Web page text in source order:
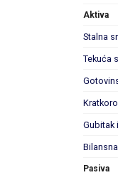
Aktiva
Stalna
Tekuća
Gubitak
Pasiva